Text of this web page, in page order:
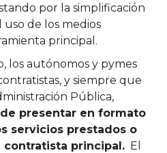
por la simplificación
uso de los medios
principal.
los autónomos y pymes
y siempre que
Pública,
presentar en formato
servicios prestados o
principal. El